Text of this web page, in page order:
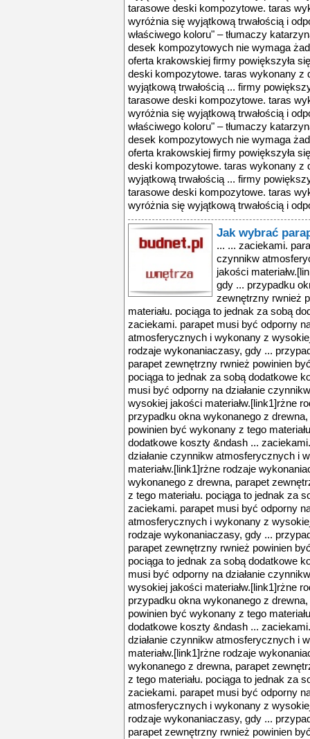
tarasowe deski kompozytowe. taras
wyróżnia się wyjątkową trwałością i
właściwego koloru" – tłumaczy
desek kompozytowych nie wymaga
oferta krakowskiej firmy powiększyła
deski kompozytowe. taras wykonany z
wyjątkową trwałością ... firmy
tarasowe deski kompozytowe. taras
wyróżnia się wyjątkową trwałością i
właściwego koloru" – tłumaczy
desek kompozytowych nie wymaga
oferta krakowskiej firmy powiększyła
deski kompozytowe. taras wykonany z
wyjątkową trwałością ... firmy
tarasowe deski kompozytowe. taras
wyróżnia się wyjątkową trwałością i
Jak wybrać
... ... zaciekami.
czynnikw
jakości
gdy ... przypadku
zewnętrzny rwnież
materiału. pociąga to jednak za sobą
zaciekami. parapet musi być odporny
atmosferycznych i wykonany z
rodzaje wykonaniaczasy, gdy ...
parapet zewnętrzny rwnież powinien
pociąga to jednak za sobą dodatkowe
musi być odporny na działanie
wysokiej jakości materiałw.[link1]rżne
przypadku okna wykonanego z
powinien być wykonany z tego
dodatkowe koszty &ndash ...
działanie czynnikw atmosferycznych i
materiałw.[link1]rżne rodzaje
wykonanego z drewna, parapet
z tego materiału. pociąga to jednak za
zaciekami. parapet musi być odporny
atmosferycznych i wykonany z
rodzaje wykonaniaczasy, gdy ...
parapet zewnętrzny rwnież powinien
pociąga to jednak za sobą dodatkowe
musi być odporny na działanie
wysokiej jakości materiałw.[link1]rżne
przypadku okna wykonanego z
powinien być wykonany z tego
dodatkowe koszty &ndash ...
działanie czynnikw atmosferycznych i
materiałw.[link1]rżne rodzaje
wykonanego z drewna, parapet
z tego materiału. pociąga to jednak za
zaciekami. parapet musi być odporny
atmosferycznych i wykonany z
rodzaje wykonaniaczasy, gdy ...
parapet zewnętrzny rwnież powinien